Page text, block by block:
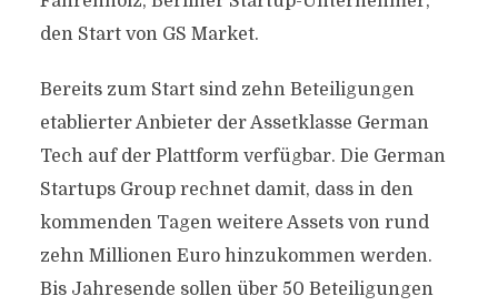
den Start von GS Market.
Bereits zum Start sind zehn Beteiligungen
etablierter Anbieter der Assetklasse German
Tech auf der Plattform verfügbar. Die German
Startups Group rechnet damit, dass in den
kommenden Tagen weitere Assets von rund
zehn Millionen Euro hinzukommen werden.
Bis Jahresende sollen über 50 Beteiligungen